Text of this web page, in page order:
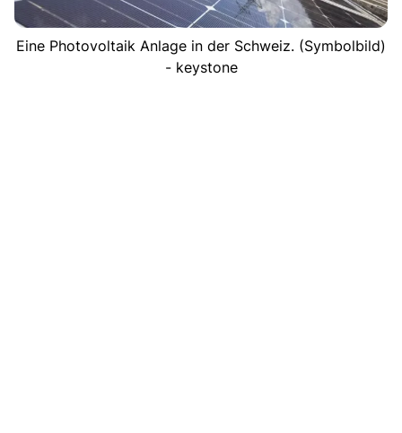
Eine Photovoltaik Anlage in der Schweiz. (Symbolbild)
- keystone